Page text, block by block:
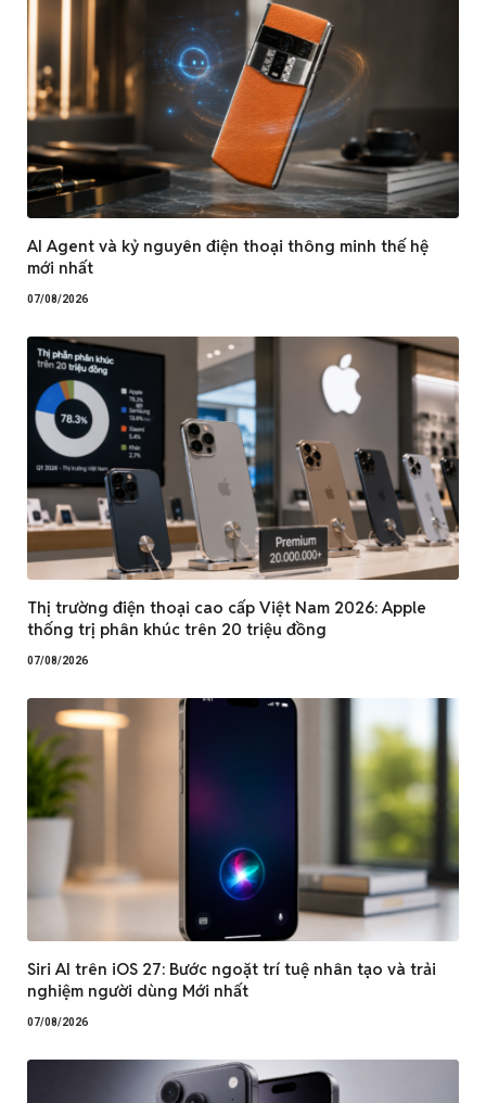
AI Agent và kỷ nguyên điện thoại thông minh thế hệ
mới nhất
07/08/2026
Thị trường điện thoại cao cấp Việt Nam 2026: Apple
thống trị phân khúc trên 20 triệu đồng
07/08/2026
Siri AI trên iOS 27: Bước ngoặt trí tuệ nhân tạo và trải
nghiệm người dùng Mới nhất
07/08/2026